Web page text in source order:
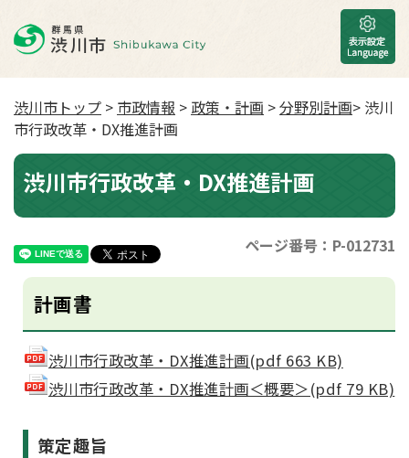
渋川市トップ > 市政情報 > 政策・計画 >分野別計画> 渋川
市行政改革・DX推進計画
渋川市行政改革・DX推進計画
ページ番号：P-012731
計画書
渋川市行政改革・DX推進計画(pdf 663 KB)
渋川市行政改革・DX推進計画＜概要＞(pdf 79 KB)
策定趣旨